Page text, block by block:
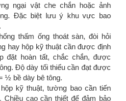
ngại vật che chắn hoặc ảnh
Đặc biệt lưu ý khu vực bao
thấm ống thoát sàn, đòi hỏi
hay hộp kỹ thuật cần được định
đặt hoàn tất, chắc chắn, được
Độ dày tối thiểu cần đạt được
½ bề dày bê tông.
kỹ thuật, tường bao cần tiến
Chiều cao cần thiết để đảm bảo